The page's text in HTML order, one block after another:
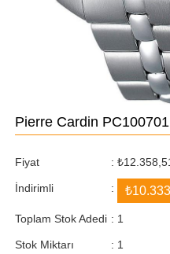
Pierre Cardin
Fiyat :
İndirimli :
Toplam Stok Adedi : 1
Stok Miktarı : 1